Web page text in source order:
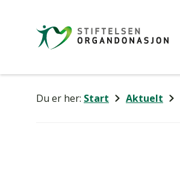
Stiftelsen
Organdonasjon
Du er her: Start Aktuelt